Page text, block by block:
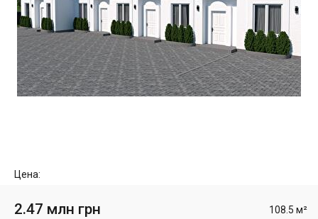
Цена:
2.47 млн грн 108.5 м²